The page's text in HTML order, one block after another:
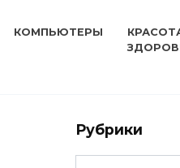
КОМПЬЮТЕРЫ
Рубрики